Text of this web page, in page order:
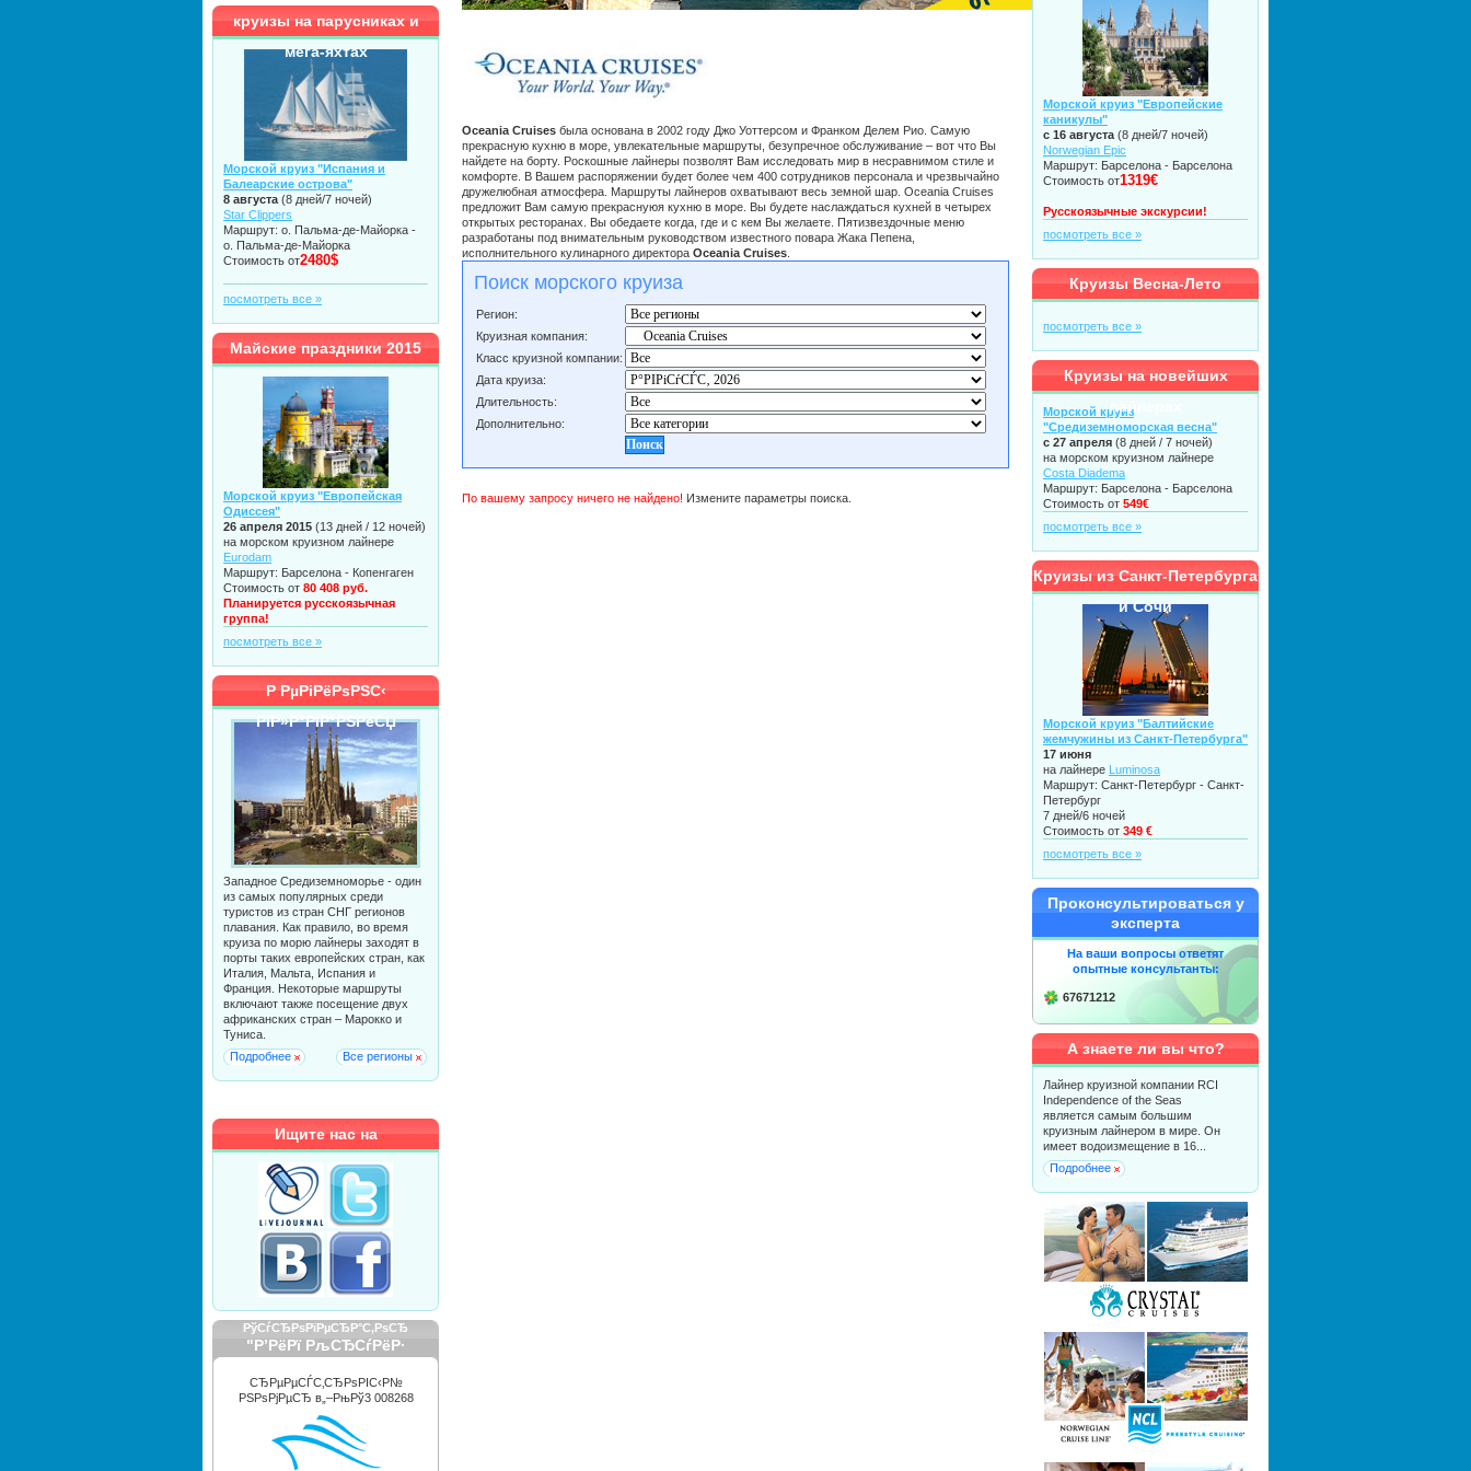
Oceania Cruises была основана в 2002 году Джо Уоттерсом и Франком Делем Рио. Самую
прекрасную кухню в море, увлекательные маршруты, безупречное обслуживание – вот что Вы
найдете на борту. Роскошные лайнеры позволят Вам исследовать мир в несравнимом стиле и
комфорте. В Вашем распоряжении будет более чем 400 сотрудников персонала и чрезвычайно
дружелюбная атмосфера. Маршруты лайнеров охватывают весь земной шар. Oceania Cruises
предложит Вам самую прекраснуюя кухню в море. Вы будете наслаждаться кухней в четырех
открытых ресторанах. Вы обедаете когда, где и с кем Вы желаете. Пятизвездочные меню
разработаны под внимательным руководством известного повара Жака Пепена,
исполнительного кулинарного директора Oceania Cruises
Поиск морского круиза
Регион:
Круизная компания:
Класс круизной компании:
Дата круиза:
Длительность:
Дополнительно:
По вашему запросу ничего не найдено! Измените параметры поиска.
круизы на парусниках и
мега-яхтах
Морской круиз "Испания и
Балеарские острова"
8 августа (8 дней/7 ночей)
Star Clippers
Маршрут: о. Пальма-де-Майорка -
о. Пальма-де-Майорка
Стоимость от2480$
посмотреть все »
Майские праздники 2015
Морской круиз "Европейская
Одиссея"
26 апреля 2015 (13 дней / 12 ночей)
на морском круизном лайнере
Eurodam
Маршрут: Барселона - Копенгаген
Стоимость от 80 408 руб.
Планируется русскоязычная
группа!
посмотреть все »
Р РµРіРёРѕРЅС‹
РїР»Р°РІР°РЅРёСЏ
Западное Средиземноморье - один
из самых популярных среди
туристов из стран СНГ регионов
плавания. Как правило, во время
круиза по морю лайнеры заходят в
порты таких европейских стран, как
Италия, Мальта, Испания и
Франция. Некоторые маршруты
включают также посещение двух
африканских стран – Марокко и
Туниса.
Подробнее
Все регионы
Ищите нас на
СЂРµРµСЃС‚СЂРѕРІС‹Р№
РЅРѕРјРµСЂ в„–РњРў3 008268
РўСѓСЂРѕРїРµСЂР°С‚РѕСЂ
"Р’РёРї РљСЂСѓРёР·
Морской круиз "Европейские
каникулы"
с 16 августа (8 дней/7 ночей)
Norwegian Epic
Маршрут: Барселона - Барселона
Стоимость от1319€
Русскоязычные экскурсии!
посмотреть все »
Круизы Весна-Лето
посмотреть все »
Круизы на новейших
лайнерах
Морской круиз
"Средиземноморская весна"
с 27 апреля (8 дней / 7 ночей)
на морском круизном лайнере
Costa Diadema
Маршрут: Барселона - Барселона
Стоимость от 549€
посмотреть все »
Круизы из Санкт-Петербурга
и Сочи
Морской круиз "Балтийские
жемчужины из Санкт-Петербурга"
17 июня
на лайнере Luminosa
Маршрут: Санкт-Петербург - Санкт-
Петербург
7 дней/6 ночей
Стоимость от 349 €
посмотреть все »
Проконсультироваться у
эксперта
На ваши вопросы ответят
опытные консультанты:
67671212
А знаете ли вы что?
Лайнер круизной компании RCI
Independence of the Seas
является самым большим
круизным лайнером в мире. Он
имеет водоизмещение в 16...
Подробнее